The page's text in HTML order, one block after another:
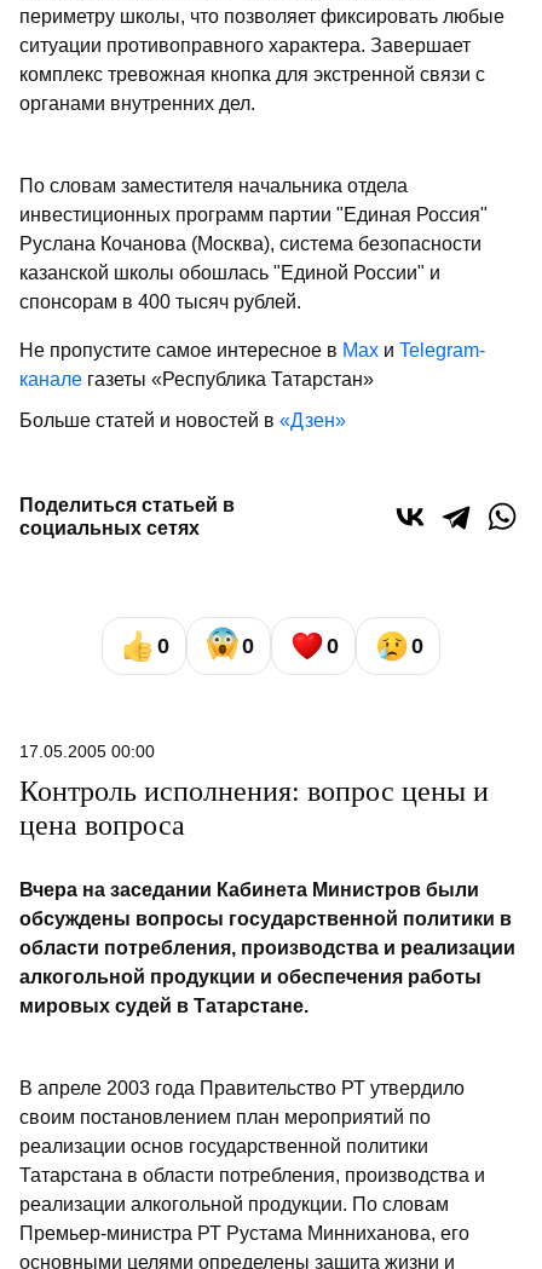
периметру школы, что позволяет фиксировать любые
ситуации противоправного характера. Завершает
комплекс тревожная кнопка для экстренной связи с
органами внутренних дел.
По словам заместителя начальника отдела
инвестиционных программ партии "Единая Россия"
Руслана Кочанова (Москва), система безопасности
казанской школы обошлась "Единой России" и
спонсорам в 400 тысяч рублей.
Не пропустите самое интересное в Max и Telegram-
канале газеты «Республика Татарстан»
Больше статей и новостей в «Дзен»
Поделиться статьей в
социальных сетях
0 0 0 0
17.05.2005 00:00
Контроль исполнения: вопрос цены и
цена вопроса
Вчера на заседании Кабинета Министров были
обсуждены вопросы государственной политики в
области потребления, производства и реализации
алкогольной продукции и обеспечения работы
мировых судей в Татарстане.
В апреле 2003 года Правительство РТ утвердило
своим постановлением план мероприятий по
реализации основ государственной политики
Татарстана в области потребления, производства и
реализации алкогольной продукции. По словам
Премьер-министра РТ Рустама Минниханова, его
основными целями определены защита жизни и